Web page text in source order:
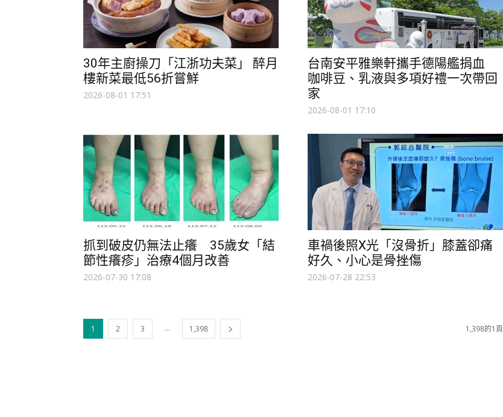
30年主廚操刀「江浙功夫菜」 醉月
樓新菜最低56折嘗鮮
2026-08-01 17:51
台南安平雅樂軒攜手德陽艦捐血
咖啡豆、乳液與多項好禮一次帶回
家
2026-08-01 17:10
抓到破皮仍無法止癢 35歲女「結
節性癢疹」治療4個月改善
2026-07-30 17:08
車禍後照X光「沒骨折」膝蓋卻痛
好久、小心是骨挫傷
2026-07-28 22:53
1 2 3 ... 1,398 1,398的1頁